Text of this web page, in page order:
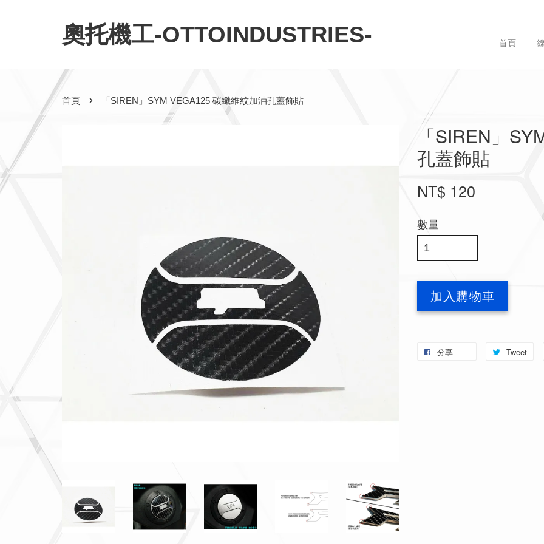
奧托機工-OTTOINDUSTRIES- 首頁
首頁 › 「SIREN」SYM VEGA125 碳纖維紋加油孔蓋飾貼
「SIREN」
孔蓋飾貼
NT$ 120
數量
加入購物車
分享 Tweet